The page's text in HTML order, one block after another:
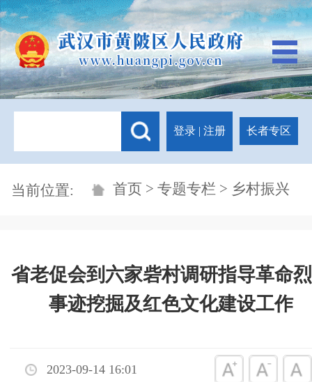
登录 | 注册 长者专区
当前位置: 首页 > 专题专栏 > 乡村振兴
省老促会到六家砦村调研指导革命
事迹挖掘及红色文化建设工作
2023-09-14 16:01